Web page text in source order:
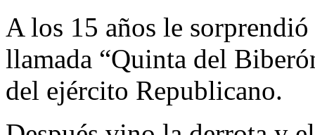
A los 15 años le
llamada “Quinta del
del ejército Republicano.